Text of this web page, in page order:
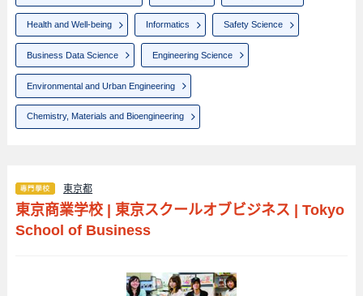
Health and Well-being Informatics Safety Science
Business Data Science Engineering Science
Environmental and Urban Engineering
Chemistry, Materials and Bioengineering
東京都
東京商業学校| 東京スクールオブビジネス | Tokyo
School of Business